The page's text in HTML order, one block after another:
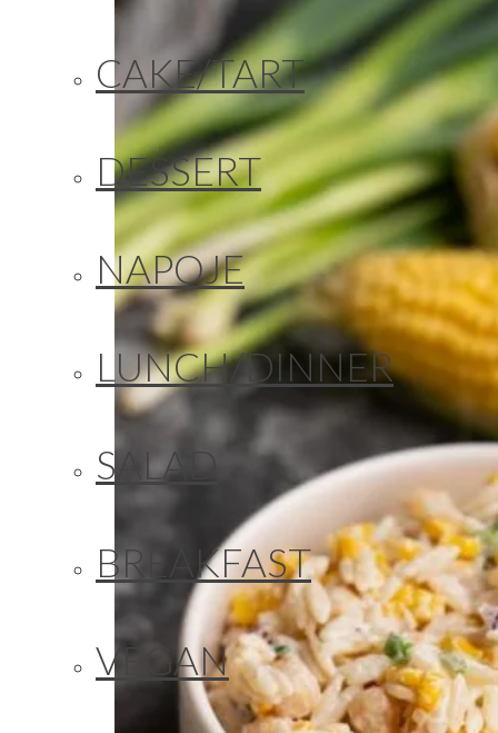
CAKE/TART
DESSERT
NAPOJE
LUNCH/DINNER
SALAD
BREAKFAST
VEGAN